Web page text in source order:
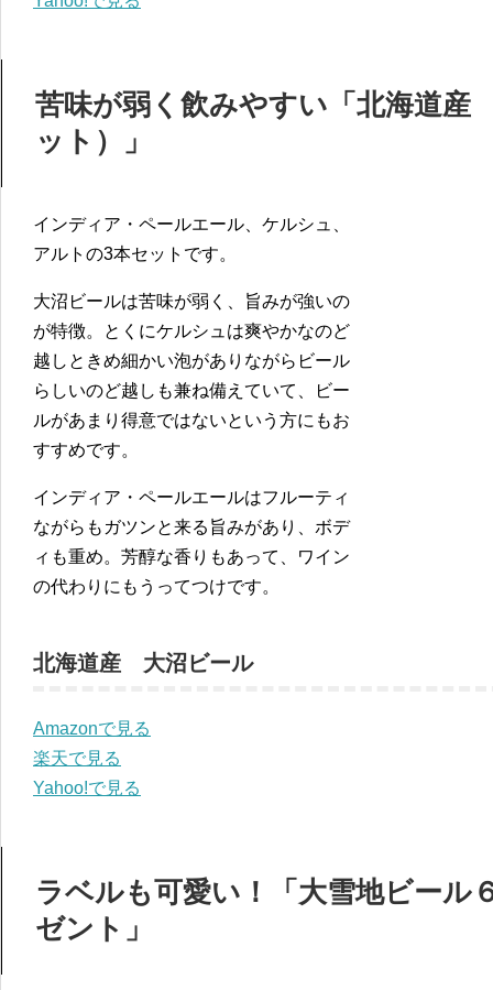
苦味が弱く飲みやすい「北海道
ット）」
インディア・ペールエール、ケルシュ、
アルトの3本セットです。
大沼ビールは苦味が弱く、旨みが強いの
が特徴。とくにケルシュは爽やかなのど
越しときめ細かい泡がありながらビール
らしいのど越しも兼ね備えていて、ビー
ルがあまり得意ではないという方にもお
すすめです。
インディア・ペールエールはフルーティ
ながらもガツンと来る旨みがあり、ボデ
ィも重め。芳醇な香りもあって、ワイン
の代わりにもうってつけです。
北海道産 大沼ビール
Amazonで見る
楽天で見る
Yahoo!で見る
ラベルも可愛い！「大雪地ビール
ゼント」